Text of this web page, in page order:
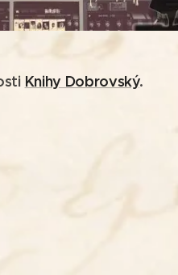
Knihy Dobrovský.